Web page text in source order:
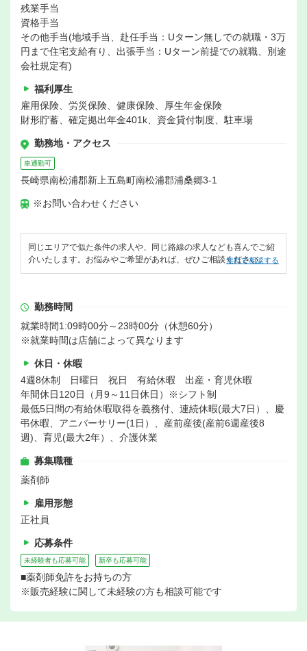
残業手当
資格手当
その他手当(地域手当、赴任手当：Uターン無しでの就職・3万
円まで住宅支給有り、出張手当：Uターン前提での就職、別途
会社規定有)
福利厚生
雇用保険、労災保険、健康保険、厚生年金保険
財形貯蓄、確定拠出年金401k、資金貸付制度、駐車場
勤務地・アクセス
車通勤可
長崎県南松浦郡新上五島町南松浦郡浦桑郷3-1
※お問い合わせください
同じエリアで似た条件の求人や、同じ路線の求人なども喜んでご紹
介いたします。お悩みやご希望があれば、ぜひご相談ください。
無料で相談する
勤務時間
就業時間1:09時00分～23時00分（休憩60分）
※就業時間は店舗によって異なります
休日・休暇
4週8休制 日曜日 祝日 有給休暇 出産・育児休暇
年間休日120日（月9～11日休日）※シフト制
最低5日間の有給休暇取得を義務付、連続休暇(最大7日）、慶
弔休暇、アニバーサリー(1日）、産前産後(産前6週産後8
週)、育児(最大2年）、介護休業
募集職種
薬剤師
雇用形態
正社員
応募条件
未経験者も応募可能 新卒も応募可能
■薬剤師免許をお持ちの方
※販売経験に関して未経験の方も相談可能です